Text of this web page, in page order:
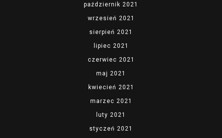
październik 2021
wrzesień 2021
sierpień 2021
lipiec 2021
czerwiec 2021
maj 2021
kwiecień 2021
marzec 2021
luty 2021
styczeń 2021